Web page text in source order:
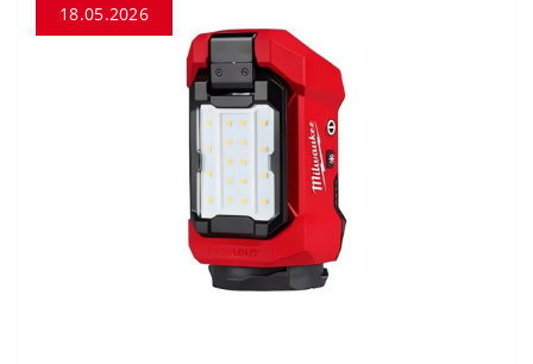
18.05.2026